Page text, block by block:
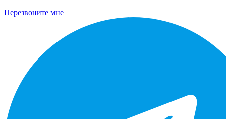
Перезвоните мне